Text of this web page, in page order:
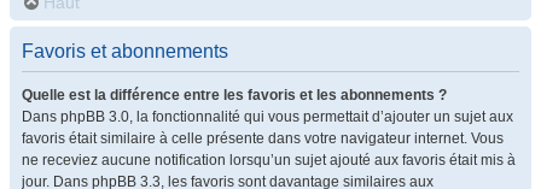
Favoris et abonnements
Quelle est la différence entre les favoris et les abonnements ?
Dans phpBB 3.0, la fonctionnalité qui vous permettait d’ajouter un sujet aux
favoris était similaire à celle présente dans votre navigateur internet. Vous
ne receviez aucune notification lorsqu’un sujet ajouté aux favoris était mis à
jour. Dans phpBB 3.3, les favoris sont davantage similaires aux